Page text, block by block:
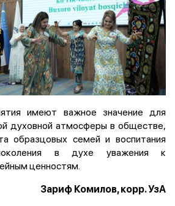
имеют важное значение для
духовной атмосферы в обществе,
образцовых семей и воспитания
в духе уважения к
ценностям.
Зариф Комилов, корр. УзА